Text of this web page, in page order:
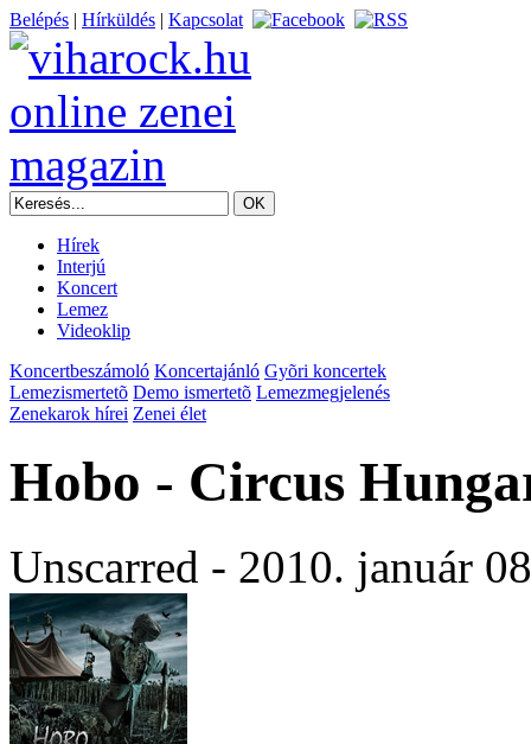
Belépés | Hírküldés | Kapcsolat
Hírek
Interjú
Koncert
Lemez
Videoklip
Koncertbeszámoló Koncertajánló Gyõri koncertek
Lemezismertetõ Demo ismertetõ Lemezmegjelenés
Zenekarok hírei Zenei élet
Hobo - Circus
Unscarred - 2010. január